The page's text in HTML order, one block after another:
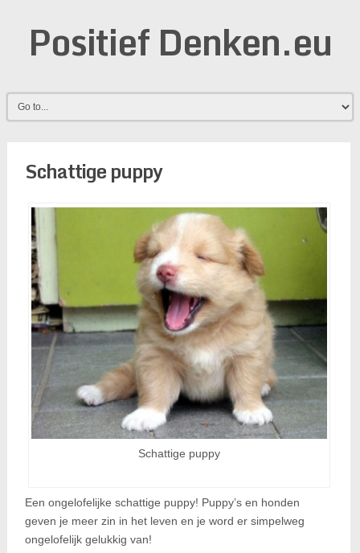
Positief Denken.eu
Schattige puppy
Schattige puppy
Een ongelofelijke schattige puppy! Puppy’s en honden
geven je meer zin in het leven en je word er simpelweg
ongelofelijk gelukkig van!